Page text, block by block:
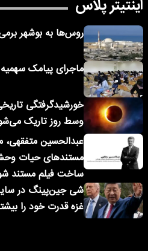
اینتیتر پلاس
روس‌ها به بوشهر
ماجرای پیامک‌
خورشیدگرفتگی
وسط روز تاریک
عبدالحسین
مستندهای حیات
ساخت فیلم مستند
شی جین‌پینگ در
غزه قدرت خود را